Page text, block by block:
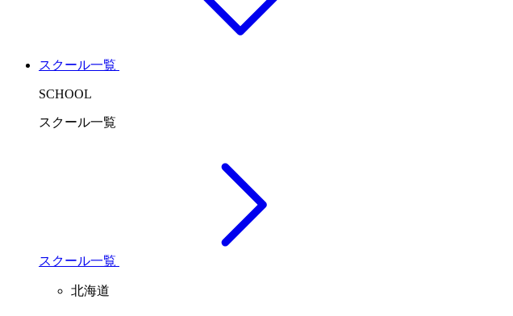
スクール一覧
SCHOOL
スクール一覧
スクール一覧
北海道